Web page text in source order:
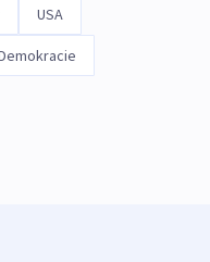
USA